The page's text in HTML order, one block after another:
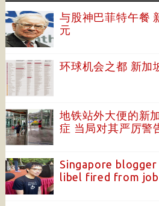
与股神巴菲特午餐
元
环球机会之都 新加
地铁站外大便的新
症 当局对其严厉警
Singapore
libel fired from job